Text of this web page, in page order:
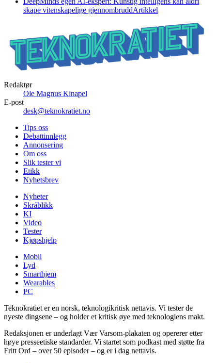
skape vitenskapelige gjennombruddArtikkel
Redaktør
Ole Magnus Kinapel
E-post
desk@teknokratiet.no
Tips oss
Debattinnlegg
Annonsering
Om oss
Slik tester vi
Etikk
Nyhetsbrev
Nyheter
Skråblikk
KI
Video
Tester
Kjøpshjelp
Mobil
Lyd
Smarthjem
Wearables
PC
Teknokratiet er en norsk, teknologikritisk nettavis. Vi tester de
nyeste dingsene – og holder et kritisk øye med teknologiens makt.
Redaksjonen er underlagt Vær Varsom-plakaten og opererer etter
høye presseetiske standarder. Vi startet som podkast med støtte fra
Fritt Ord – over 50 episoder – og er i dag nettavis.